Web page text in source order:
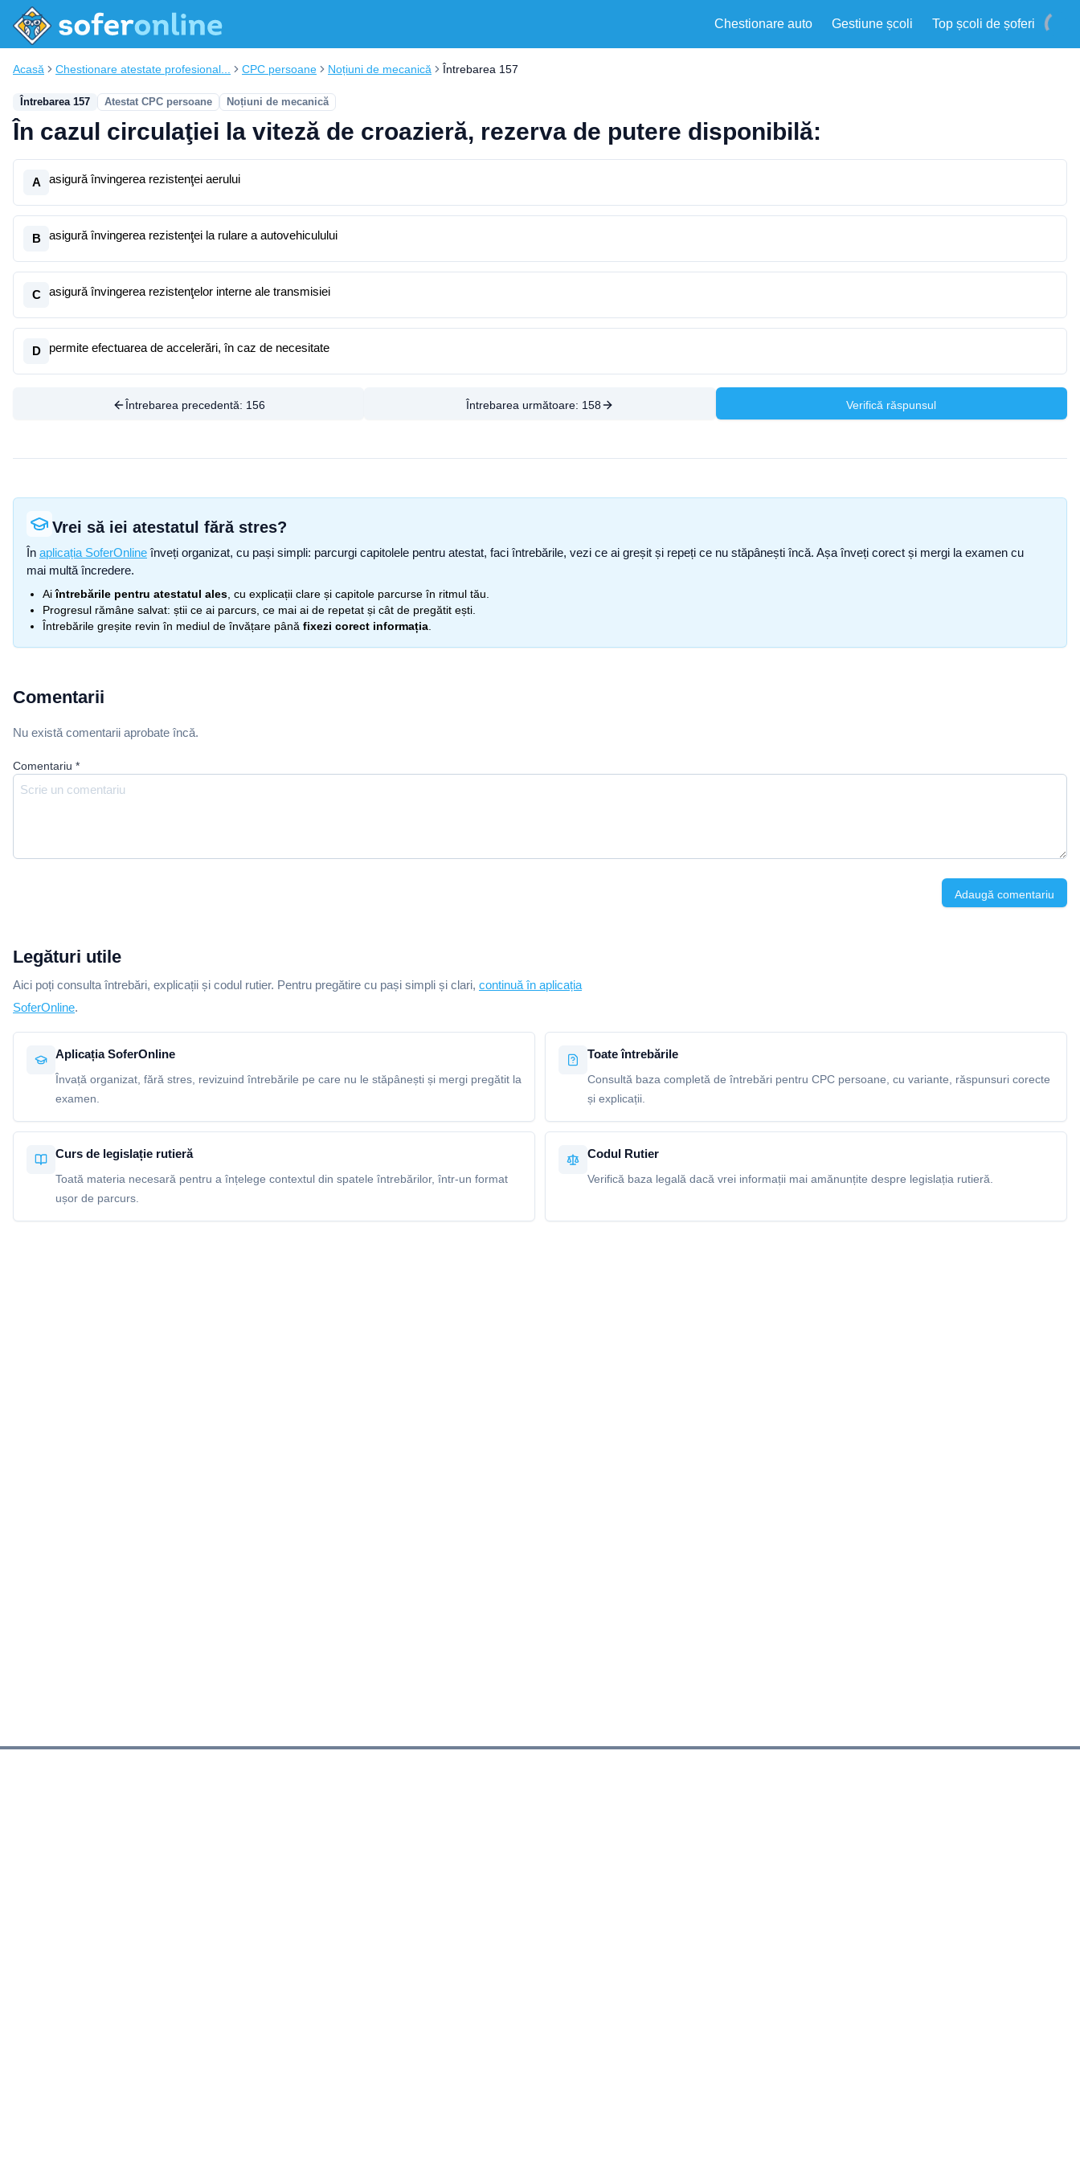
Chestionare auto Gestiune școli Top școli de șoferi
Acasă Chestionare atestate profesional... CPC persoane Noțiuni de mecanică Întrebarea 157
Întrebarea 157 Atestat CPC persoane Noțiuni de mecanică
În cazul circulaţiei la viteză de croazieră, rezerva de putere disponibilă:
A asigură învingerea rezistenţei aerului
B asigură învingerea rezistenţei la rulare a autovehiculului
C asigură învingerea rezistenţelor interne ale transmisiei
D permite efectuarea de accelerări, în caz de necesitate
Întrebarea precedentă: 156 Întrebarea următoare: 158 Verifică răspunsul
Vrei să iei atestatul fără stres?
În aplicația SoferOnline înveți organizat, cu pași simpli: parcurgi capitolele pentru atestat, faci întrebările, vezi ce ai greșit și repeți ce nu stăpânești încă. Așa înveți corect și mergi la examen cu
mai multă încredere.
Aiîntrebările pentru atestatul ales , cu explicații clare și capitole parcurse în ritmul tău.
Progresul rămâne salvat: știi ce ai parcurs, ce mai ai de repetat și cât de pregătit ești.
Întrebările greșite revin în mediul de învățare până fixezi corect informația
Comentarii
Nu există comentarii aprobate încă.
Comentariu *
Adaugă comentariu
Legături utile
Aici poți consulta întrebări, explicații și codul rutier. Pentru pregătire cu pași simpli și clari, continuă în aplicația
SoferOnline.
Aplicația SoferOnline
Învață organizat, fără stres, revizuind întrebările pe care nu le stăpânești și mergi pregătit la
examen.
Toate întrebările
Consultă baza completă de întrebări pentru CPC persoane, cu variante, răspunsuri corecte
și explicații.
Curs de legislație rutieră
Toată materia necesară pentru a înțelege contextul din spatele întrebărilor, într-un format
ușor de parcurs.
Codul Rutier
Verifică baza legală dacă vrei informații mai amănunțite despre legislația rutieră.